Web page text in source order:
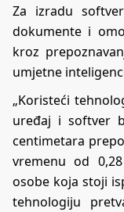
Za izradu
dokumente i
kroz
umjetne
„Koristeći
uređaj i softver
centimetara
vremenu od
osobe koja stoji
tehnologiju